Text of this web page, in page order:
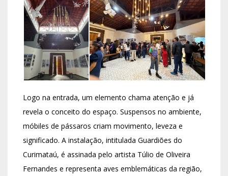
Logo na entrada, um elemento chama atenção e já
revela o conceito do espaço. Suspensos no ambiente,
móbiles de pássaros criam movimento, leveza e
significado. A instalação, intitulada Guardiões do
Curimataú, é assinada pelo artista Túlio de Oliveira
Fernandes e representa aves emblemáticas da região,